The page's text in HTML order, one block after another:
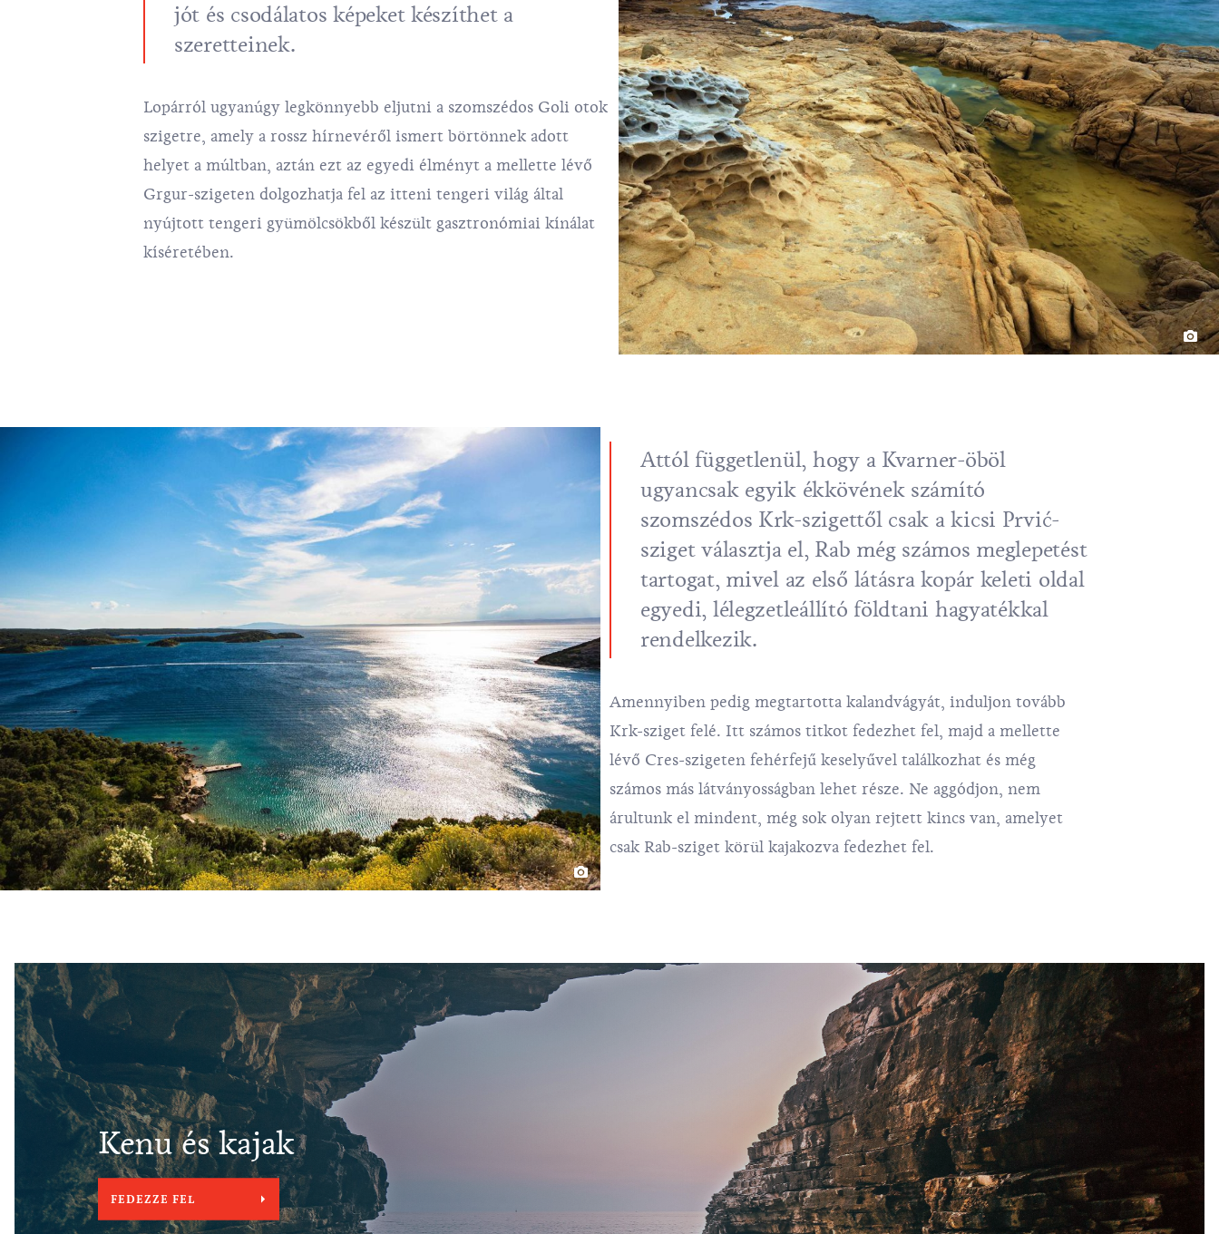
jót és csodálatos képeket készíthet a
szeretteinek.
Lopárról ugyanúgy legkönnyebb eljutni a szomszédos Goli otok
szigetre, amely a rossz hírnevéről ismert börtönnek adott
helyet a múltban, aztán ezt az egyedi élményt a mellette lévő
Grgur-szigeten dolgozhatja fel az itteni tengeri világ által
nyújtott tengeri gyümölcsökből készült gasztronómiai kínálat
kíséretében.
Attól függetlenül, hogy a Kvarner-öböl
ugyancsak egyik ékkövének számító
szomszédos Krk-szigettől csak a kicsi Prvić-
sziget választja el, Rab még számos meglepetést
tartogat, mivel az első látásra kopár keleti oldal
egyedi, lélegzetleállító földtani hagyatékkal
rendelkezik.
Amennyiben pedig megtartotta kalandvágyát, induljon tovább
Krk-sziget felé. Itt számos titkot fedezhet fel, majd a mellette
lévő Cres-szigeten fehérfejű keselyűvel találkozhat és még
számos más látványosságban lehet része. Ne aggódjon, nem
árultunk el mindent, még sok olyan rejtett kincs van, amelyet
csak Rab-sziget körül kajakozva fedezhet fel.
Kenu és kajak
FEDEZZE FEL